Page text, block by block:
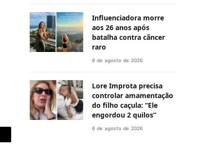
Influenciadora morre
aos 26 anos após
batalha contra câncer
raro
6 de agosto de 2026
Lore Improta precisa
controlar amamentação
do filho caçula: “Ele
engordou 2 quilos”
6 de agosto de 2026